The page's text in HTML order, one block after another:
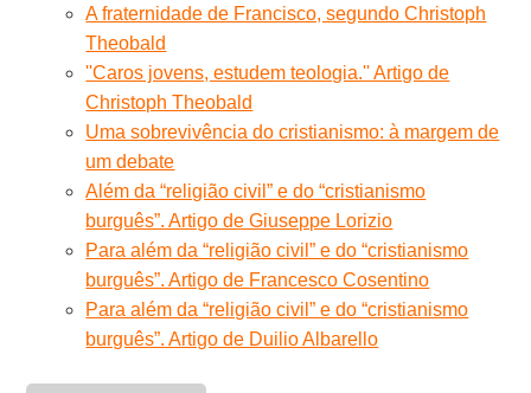
A fraternidade de Francisco, segundo Christoph
Theobald
''Caros jovens, estudem teologia.'' Artigo de
Christoph Theobald
Uma sobrevivência do cristianismo: à margem de
um debate
Além da “religião civil” e do “cristianismo
burguês”. Artigo de Giuseppe Lorizio
Para além da “religião civil” e do “cristianismo
burguês”. Artigo de Francesco Cosentino
Para além da “religião civil” e do “cristianismo
burguês”. Artigo de Duilio Albarello